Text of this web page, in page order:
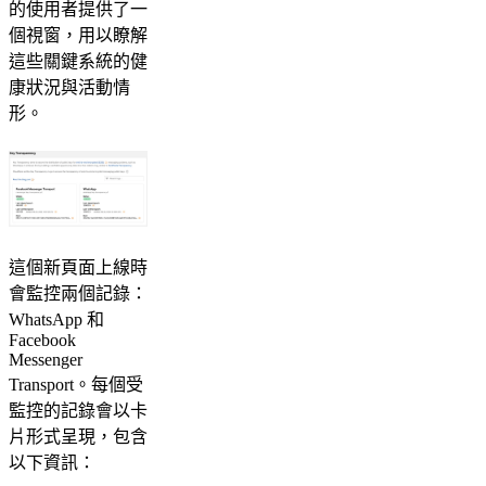
的使用者提供了一
個視窗，用以瞭解
這些關鍵系統的健
康狀況與活動情
形。
這個新頁面上線時
會監控兩個記錄：
WhatsApp 和
Facebook
Messenger
Transport。每個受
監控的記錄會以卡
片形式呈現，包含
以下資訊：